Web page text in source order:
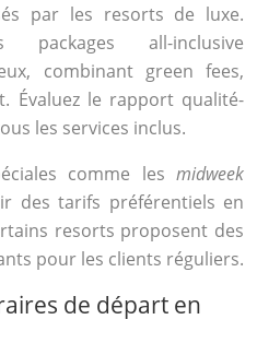
par les resorts de luxe.
all-inclusive
combinant green fees,
Évaluez le rapport qualité-
les services inclus.
comme les midweek
des tarifs préférentiels en
resorts proposent des
pour les clients réguliers.
de départ en